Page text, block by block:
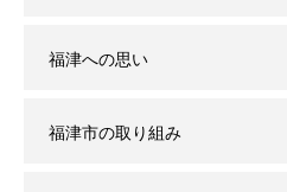
福津への思い
福津市の取り組み